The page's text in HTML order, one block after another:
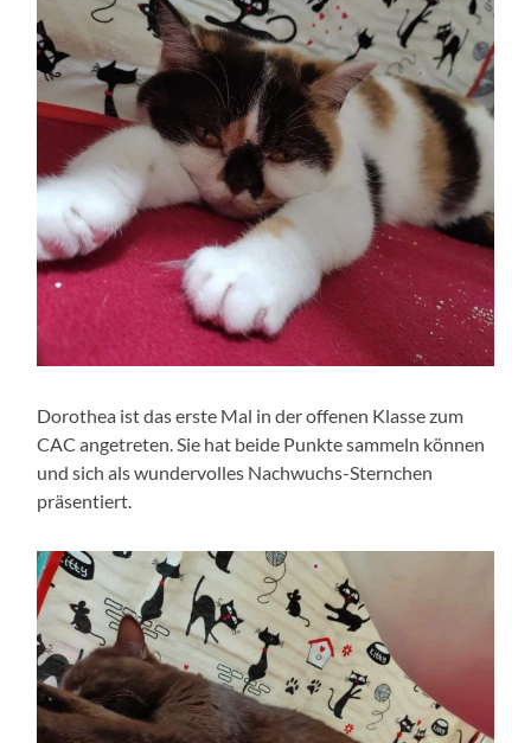
Dorothea ist das erste Mal in der offenen Klasse zum
CAC angetreten. Sie hat beide Punkte sammeln können
und sich als wundervolles Nachwuchs-Sternchen
präsentiert.